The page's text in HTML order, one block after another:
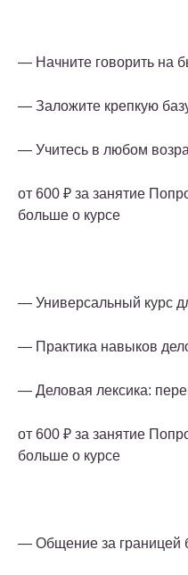
— Начните говорить на
— Заложите крепкую
— Учитесь в любом
от 600 ₽ за занятие
больше о курсе
— Универсальный курс
— Практика навыков
— Деловая лексика:
от 600 ₽ за занятие
больше о курсе
— Общение за границей